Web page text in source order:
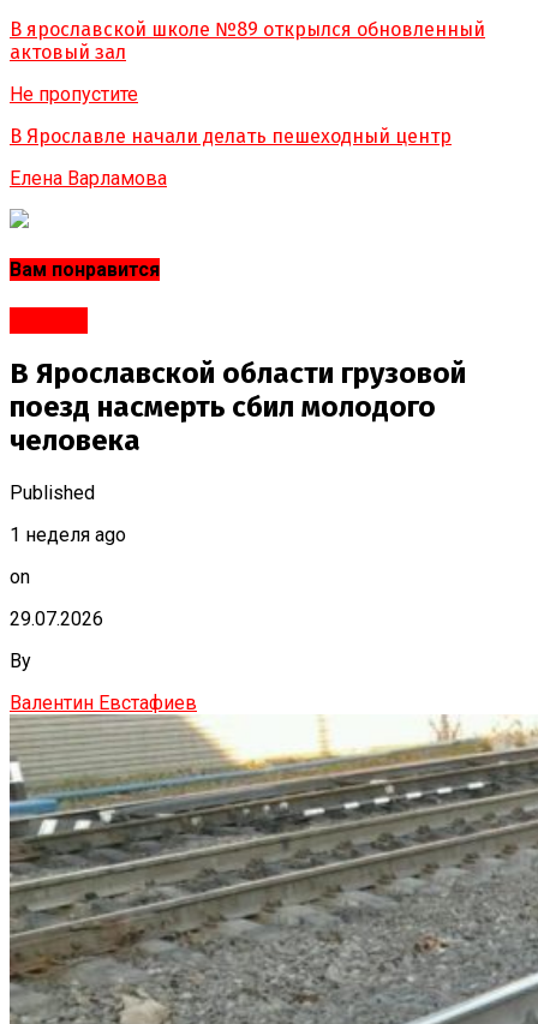
В ярославской школе №89 открылся обновленный
актовый зал
Не пропустите
В Ярославле начали делать пешеходный центр
Елена Варламова
Вам понравится
В Ярославской области грузовой
поезд насмерть сбил молодого
человека
Published
1 неделя ago
on
29.07.2026
By
Валентин Евстафиев